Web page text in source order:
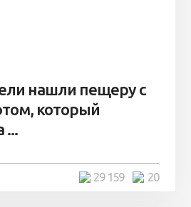
нашли пещеру с
который
...
20
29 159